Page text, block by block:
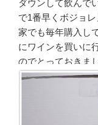
ダウンして飲んで
で1番早くボジョ
家でも毎年購入し
にワインを買いに
のでとっておきま